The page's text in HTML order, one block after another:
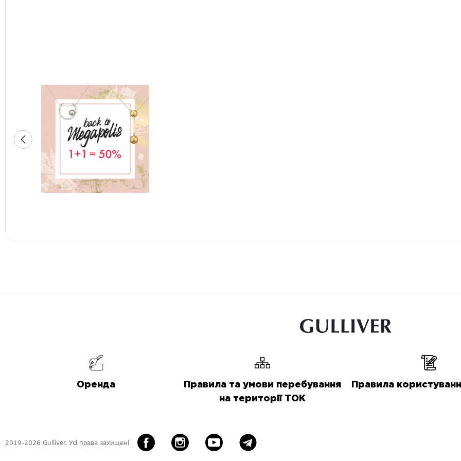
Оренда
Правила та умови перебування
на території ТОК
Правила
2019-2026 Gulliver. Усі права захищені